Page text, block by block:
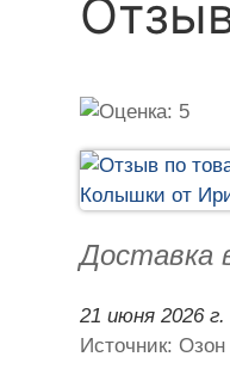
Доставка
21 июня 2026 г.
Источник: Озон